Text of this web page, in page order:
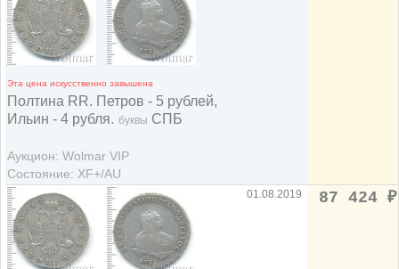
Эта цена искусственно завышена
Полтина RR. Петров - 5 рублей,
Ильин - 4 рубля. буквы СПБ
Аукцион: Wolmar VIP
Состояние: XF+/AU
01.08.2019 87 424 ₽